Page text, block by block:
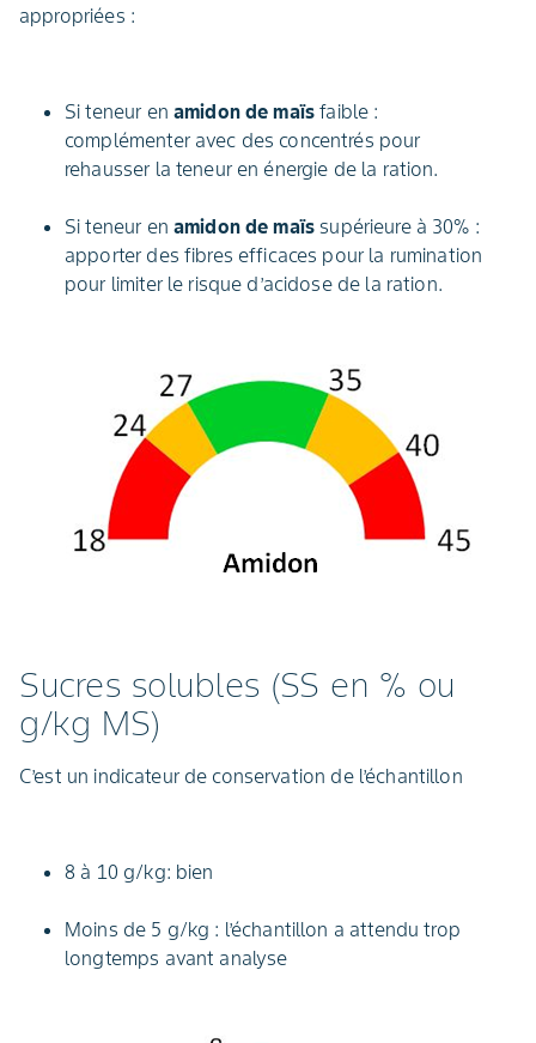
appropriées :
Si teneur en amidon de maïs faible :
complémenter avec des concentrés pour
rehausser la teneur en énergie de la ration.
Si teneur en amidon de maïssupérieure à 30% :
apporter des fibres efficaces pour la rumination
pour limiter le risque d’acidose de la ration.
Sucres solubles (SS en % ou
g/kg MS)
C’est un indicateur de conservation de l’échantillon
8 à 10 g/kg: bien
Moins de 5 g/kg : l’échantillon a attendu trop
longtemps avant analyse